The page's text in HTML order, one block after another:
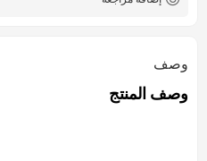
وصف
وصف المنتج